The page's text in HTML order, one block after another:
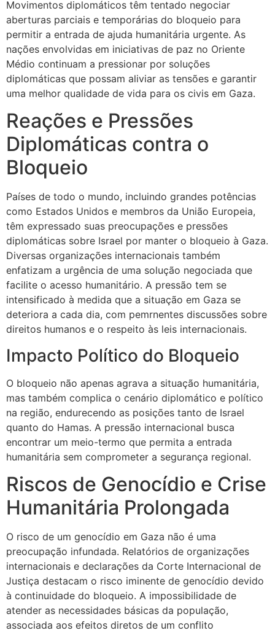
Movimentos diplomáticos têm tentado negociar
aberturas parciais e temporárias do bloqueio para
permitir a entrada de ajuda humanitária urgente. As
nações envolvidas em iniciativas de paz no Oriente
Médio continuam a pressionar por soluções
diplomáticas que possam aliviar as tensões e garantir
uma melhor qualidade de vida para os civis em Gaza.
Reações e Pressões
Diplomáticas contra o
Bloqueio
Países de todo o mundo, incluindo grandes potências
como Estados Unidos e membros da União Europeia,
têm expressado suas preocupações e pressões
diplomáticas sobre Israel por manter o bloqueio à Gaza.
Diversas organizações internacionais também
enfatizam a urgência de uma solução negociada que
facilite o acesso humanitário. A pressão tem se
intensificado à medida que a situação em Gaza se
deteriora a cada dia, com pemrnentes discussões sobre
direitos humanos e o respeito às leis internacionais.
Impacto Político do Bloqueio
O bloqueio não apenas agrava a situação humanitária,
mas também complica o cenário diplomático e político
na região, endurecendo as posições tanto de Israel
quanto do Hamas. A pressão internacional busca
encontrar um meio-termo que permita a entrada
humanitária sem comprometer a segurança regional.
Riscos de Genocídio e Crise
Humanitária Prolongada
O risco de um genocídio em Gaza não é uma
preocupação infundada. Relatórios de organizações
internacionais e declarações da Corte Internacional de
Justiça destacam o risco iminente de genocídio devido
à continuidade do bloqueio. A impossibilidade de
atender as necessidades básicas da população,
associada aos efeitos diretos de um conflito